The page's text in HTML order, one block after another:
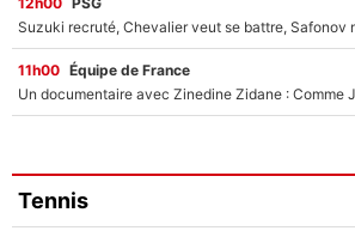
11h00 Équipe de France
Tennis